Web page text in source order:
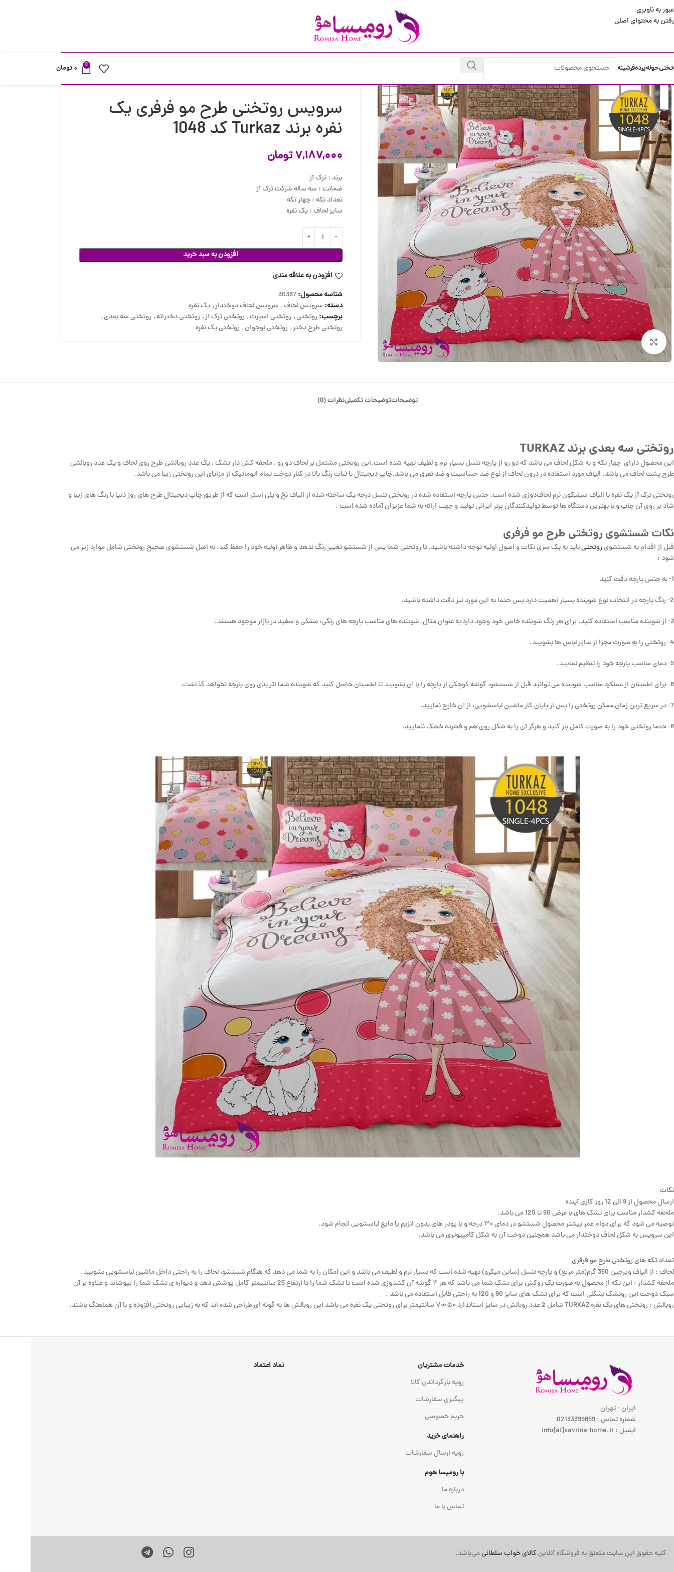
عبور به ناوبری
رفتن به محتوای اصلی
حولهپردهفرشینه 0 ۰تومان
بزرگنمایی تصویر
سرویس روتختی طرح مو فرفری یک
نفره برند Turkaz کد 1048
۷,۱۸۷,۰۰۰تومان
برند : ترک آز
ضمانت : سه ساله شرکت ترک آز
تعداد تکه : چهار تکه
سایز لحاف : یک نفره
افزودن به سبد خرید
افزودن به علاقه مندی
شناسه محصول:30367
دسته: سرویس لحاف, سرویس لحاف دوختدار, یک نفره
برچسب: روتختی, روتختی اسپرت, روتختی ترک آز, روتختی دخترانه, روتختی سه بعدی,
روتختی طرح دختر, روتختی نوجوان, روتختی یک نفره
توضیحاتتوضیحات تکمیلینظرات (0)
روتختی سه بعدی برند TURKAZ
این محصول دارای چهار تکه و به شکل لحاف می باشد که دو رو از پارچه تنسل بسیار نرم و لطیف تهیه شده است.این روتختی مشتمل بر لحاف دو رو ، ملحفه کش دار تشک ، یک عدد روبالشی طرح روی لحاف و یک عدد روبالشی
طرح پشت لحاف می باشد. الیاف مورد استفاده در درون لحاف از نوع ضد حساسیت و ضد تعرق می باشد.چاپ دیجیتال با ثبات رنگ بالا در کنار دوخت تمام اتوماتیک از مزایای این روتختی زیبا می باشد.
روتختی ترک آز یک نفره با الیاف سیلیکون نرم لحاف‌دوزی شده است. جنس پارچه استفاده شده در روتختی تنسل درجه یک ساخته شده از الیاف نخ و پلی استر است که از طریق چاپ دیجیتال طرح های روز دنیا با رنگ های زیبا و
شاد بر روی آن چاپ و با بهترین دستگاه ها توسط تولیدکنندگان برتر ایرانی تولید و جهت ارائه به شما عزیزان آماده شده است .
نکات شستشوی روتختی طرح مو فرفری
قبل از اقدام به شستشویروتختیباید به یک سری نکات و اصول اولیه توجه داشته باشید، تا روتختی شما پس از شستشو تغییر رنگ ندهد و ظاهر اولیه خود را حفظ کند. نه اصل شستشوی صحیح روتختی شامل موارد زیر می
شود :
1- به جنس پارچه دقت کنید
2- رنگ پارچه در انتخاب نوع شوینده بسیار اهمیت دارد پس حتما به این مورد نیز دقت داشته باشید.
3- از شوینده مناسب استفاده کنید. برای هر رنگ شوینده خاص خود وجود دارد به عنوان مثال، شوینده های مناسب پارچه های رنگی، مشکی و سفید در بازار موجود هستند.
4- روتختی را به صورت مجزا از سایر لباس ها بشویید.
5- دمای مناسب پارچه خود را تنظیم نمایید.
6- برای اطمینان از عملکرد مناسب شوینده می توانید قبل از شستشو، گوشه کوچکی از پارچه را با آن بشویید تا اطمینان حاصل کنید که شوینده شما اثر بدی روی پارچه نخواهد گذاشت.
7- در سریع ترین زمان ممکن روتختی را پس از پایان کار ماشین لباسشویی، از آن خارج نمایید.
8- حتما روتختی خود را به صورت کامل باز کنید و هرگز آن را به شکل روی هم و فشرده خشک ننمایید.
نکات
ارسال محصول از 9 الی 12 روز کاری آینده
ملحفه کشدار مناسب برای تشک های با عرض 90 تا 120 می باشد.
توصیه می شود که برای دوام عمر بیشتر محصول شستشو در دمای ۳۰ درجه و با پودر های بدون انزیم یا مایع لباسشویی انجام شود.
این سرویس به شکل لحاف دوختدار می باشد همچنین دوخت آن به شکل کامپیوتری می باشد.
تعداد تکه های روتختی طرح مو فرفری
لحاف : از الیاف ویرجین 350 گرم(متر مربع) و پارچه تنسل (ساتن میکرو) تهیه شده است که بسیار نرم و لطیف می باشد و این امکان را به شما می دهد که هنگام شستشو، لحاف را به راحتی داخل ماشین لباسشویی بشویید.
ملحفه کشدار : این تکه از محصول به صورت یک روکش برای تشک شما می باشد که هر ۴ گوشه آن کشدوزی شده است تا تشک شما را تا ارتفاع 25 سانتیمتر کامل پوشش دهد و دیواره ی تشک شما را بپوشاند و علاوه بر آن
سبک دوخت این روتشک بشکلی است که برای تشک های سایز 90 و 120 به راحتی قابل استفاده می باشد .
روبالش : روتختی های یک نفره TURKAZ شامل 2 عدد روبالش در سایز استاندارد ۵۰×۷۰ سانتیمتر برای روتختی یک نفره می باشد این روبالش ها به گونه ای طراحی شده اند که به زیبایی روتختی افزوده و با آن هماهنگ باشند.
ایران - تهران
شماره تماس : 02133399859
ایمیل : info[at]savrina-home.ir
خدمات مشتریان
رویه بازگرداندن کالا
پیگیری سفارشات
حریم خصوصی
راهنمای خرید
رویه ارسال سفارشات
با رومیسا هوم
درباره ما
تماس با ما
نماد اعتماد
کلیه حقوق این سایت متعلق به فروشگاه آنلاینکالای خواب سلطانیمی‌باشد.